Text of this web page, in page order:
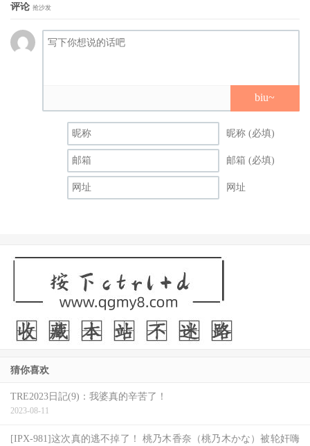
IG也可以看到她人在韩国玩耍，所以不用担心她人不见了；
至于为什么发片停了？在2月中的IG直播时她就有很模糊地
带到这问题，当时她的说法是：
我很快就会进棚摄影了。
评论 抢沙发
biu~
昵称 (必填)
邮箱 (必填)
网址
猜你喜欢
TRE2023日記(9)：我婆真的辛苦了！
2023-08-11
[IPX-981]这次真的逃不掉了！ 桃乃木香奈（桃乃木かな）被轮奸嗨